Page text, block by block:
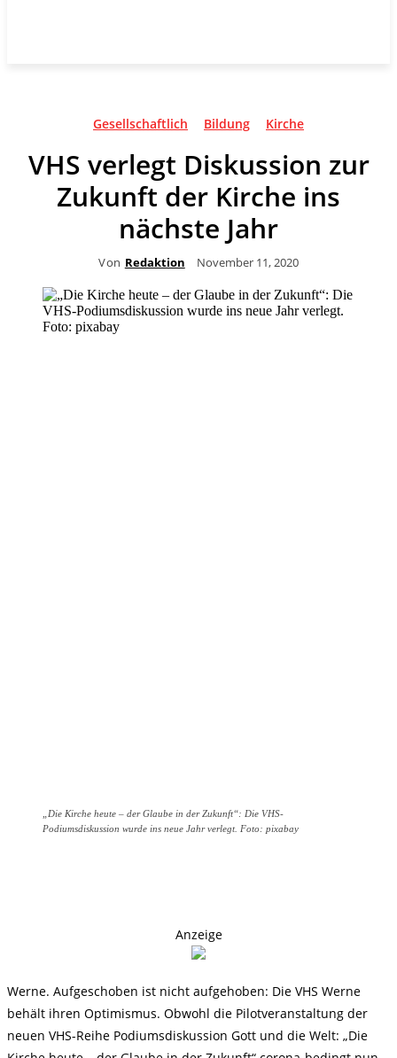
Gesellschaftlich Bildung Kirche
VHS verlegt Diskussion zur
Zukunft der Kirche ins
nächste Jahr
Von Redaktion November 11, 2020
„Die Kirche heute – der Glaube in der Zukunft“: Die VHS-
Podiumsdiskussion wurde ins neue Jahr verlegt. Foto: pixabay
Anzeige
Werne. Aufgeschoben ist nicht aufgehoben: Die VHS Werne
behält ihren Optimismus. Obwohl die Pilotveranstaltung der
neuen VHS-Reihe Podiumsdiskussion Gott und die Welt: „Die